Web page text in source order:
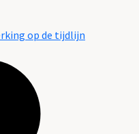
op de tijdlijn